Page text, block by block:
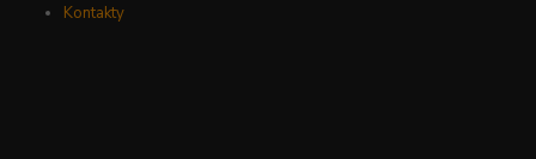
Kontakty